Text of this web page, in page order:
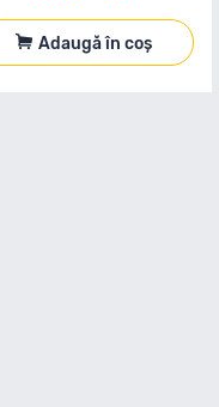
Adaugă în coș